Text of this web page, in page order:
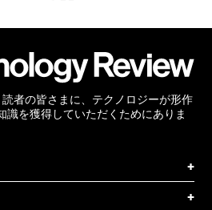
読者の皆さまに、テクノロジーが形作
識を獲得していただくためにありま
+
+